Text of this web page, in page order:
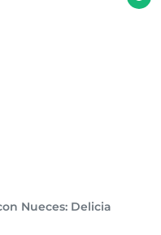
Nueces: Delicia